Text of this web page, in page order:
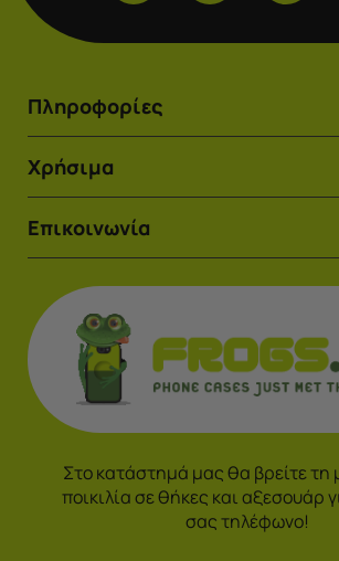
Πληροφορίες
Χρήσιμα
Επικοινωνία
Στο κατάστημά μας θα βρείτε τη
ποικιλία σε θήκες και αξεσουάρ
σας τηλέφωνο!